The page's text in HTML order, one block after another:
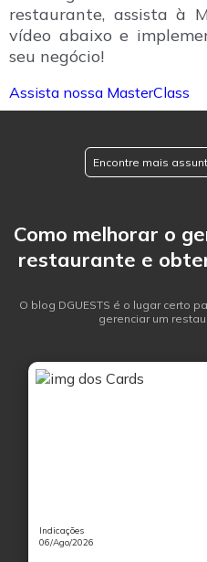
restaurante, assista à
vídeo abaixo e
seu negócio!
Assista nossa MasterClass
Encontre mais
Como melhorar o
restaurante e
O blog DGUESTS é o lugar certo
gerenciar um
Indicações
06/Ago/2026